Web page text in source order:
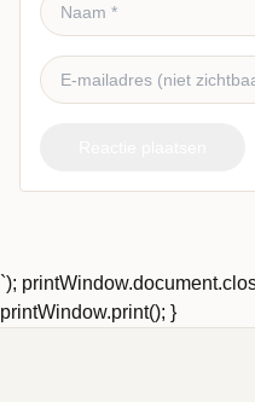
`);
printWindow.print(); }